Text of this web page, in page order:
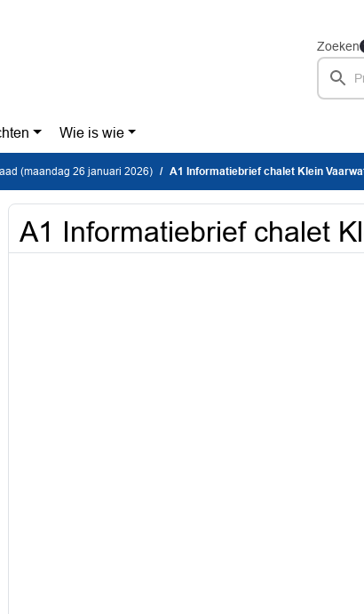
Zoeken
Wie is wie
(maandag 26 januari 2026) A1 Informatiebrief chalet Klein
A1 Informatiebrief chalet